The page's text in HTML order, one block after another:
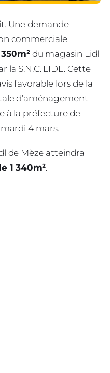
Une demande
commerciale
350m² du magasin Lidl
la S.N.C. LIDL. Cette
favorable lors de la
d’aménagement
à la préfecture de
4 mars.
de Mèze atteindra
1 340m².